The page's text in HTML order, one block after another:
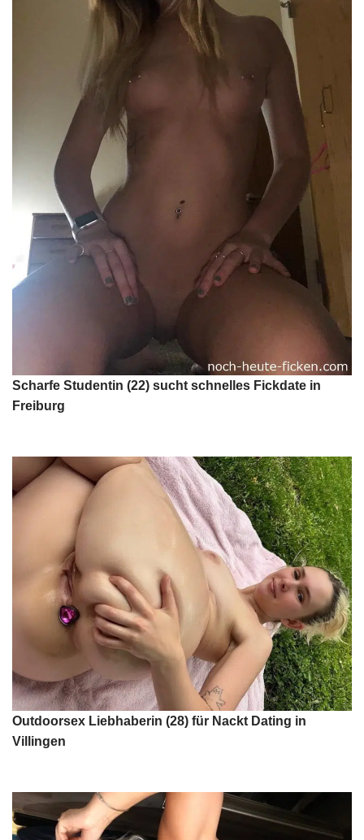
Scharfe Studentin (22) sucht schnelles Fickdate in
Freiburg
Outdoorsex Liebhaberin (28) für Nackt Dating in
Villingen